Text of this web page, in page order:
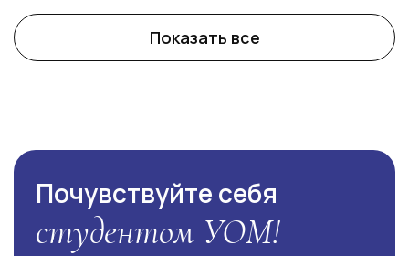
Показать все
Почувствуйте себя
студентом УОМ!